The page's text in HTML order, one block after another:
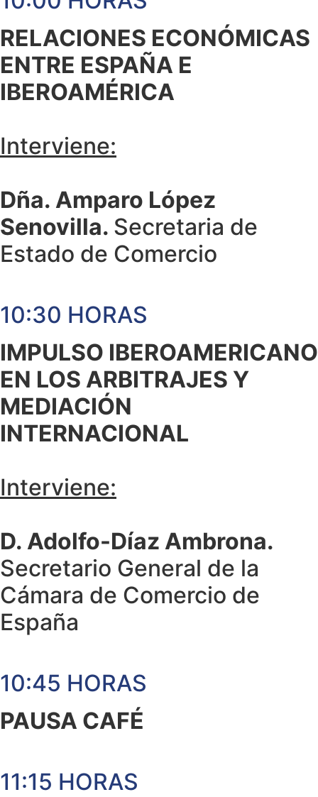
RELACIONES ECONÓMICAS
ENTRE ESPAÑA E
IBEROAMÉRICA
Interviene:
Dña. Amparo López
Senovilla. Secretaria de
Estado de Comercio
10:30 HORAS
IMPULSO IBEROAMERICANO
EN LOS ARBITRAJES Y
MEDIACIÓN
INTERNACIONAL
Interviene:
D. Adolfo-Díaz Ambrona.
Secretario General de la
Cámara de Comercio de
España
10:45 HORAS
PAUSA CAFÉ
11:15 HORAS